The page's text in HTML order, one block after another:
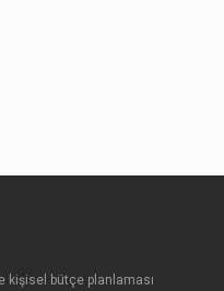
kişisel bütçe planlaması